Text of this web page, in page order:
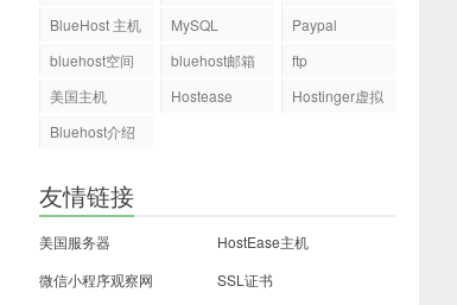
BlueHost 主机
MySQL
Paypal
bluehost空间
bluehost邮箱
ftp
美国主机
Hostease
Hostinger虚拟
Bluehost介绍
友情链接
美国服务器
HostEase主机
微信小程序观察网
SSL证书